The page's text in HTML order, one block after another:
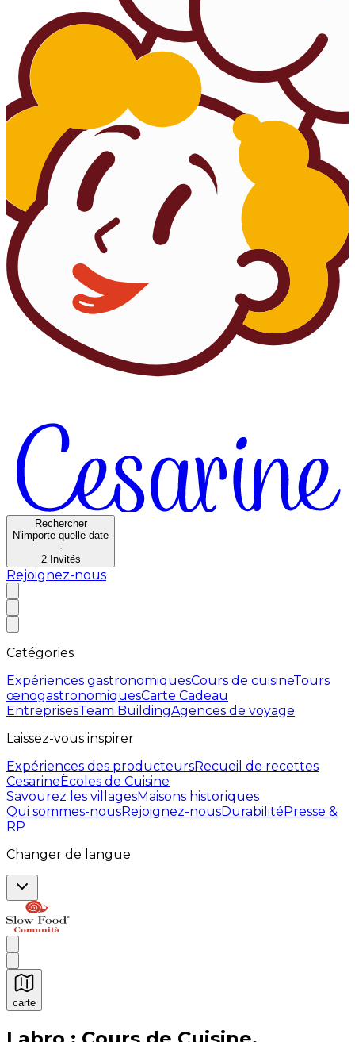
Rechercher
N'importe quelle date
·
2 Invités
Rejoignez-nous
Catégories
Expériences gastronomiquesCours de cuisineTours
œnogastronomiquesCarte Cadeau
EntreprisesTeam BuildingAgences de voyage
Laissez-vous inspirer
Expériences des producteursRecueil de recettes
CesarineÈcoles de Cuisine
Savourez les villagesMaisons historiques
Qui sommes-nousRejoignez-nousDurabilitéPresse &
RP
Changer de langue
carte
Expériences culinaires inoubliables : Expériences